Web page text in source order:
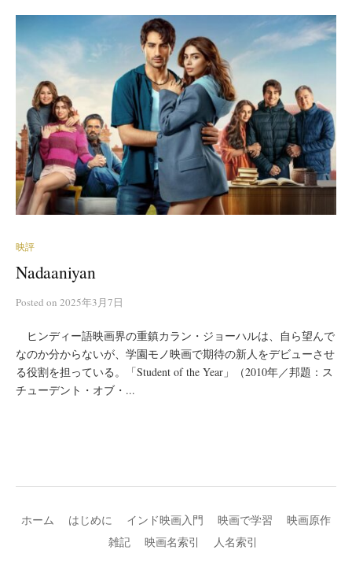
映評
Nadaaniyan
Posted on 2025年3月7日
ヒンディー語映画界の重鎮カラン・ジョーハルは、自ら望んで
なのか分からないが、学園モノ映画で期待の新人をデビューさせ
る役割を担っている。「Student of the Year」（2010年／邦題：ス
チューデント・オブ・...
ホーム はじめに インド映画入門 映画で学習
映画原作
雑記
映画名索引 人名索引